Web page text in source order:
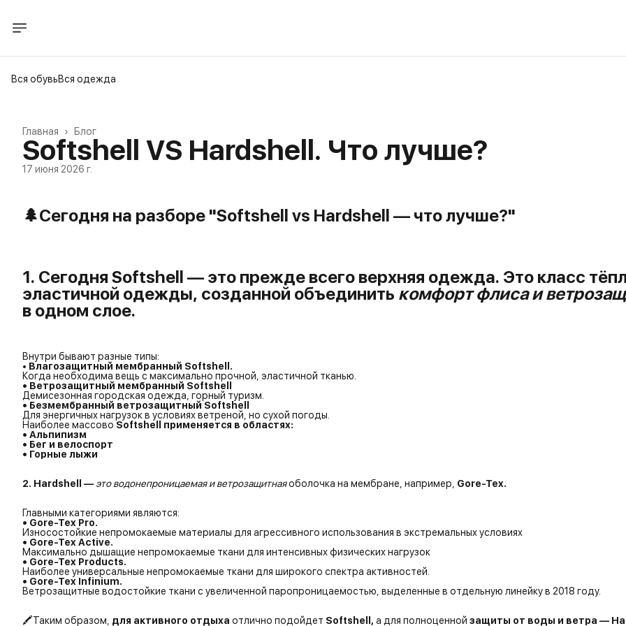
Вся обувьВся одежда
Блог
Главная ›
Softshell VS Hardshell. Что лучше?
17 июня 2026 г.
🌲Сегодня на разборе "Softshell vs Hardshell — что лучше?"
1. Сегодня Softshell — это прежде всего верхняя одежда. Это класс
эластичной одежды, созданной объединить комфорт флиса и
в одном слое.
Внутри бывают разные типы:
• Влагозащитный мембранный Softshell.
Когда необходима вещь с максимально прочной, эластичной тканью.
• Ветрозащитный мембранный Softshell
Демисезонная городская одежда, горный туризм.
• Безмембранный ветрозащитный Softshell
Для энергичных нагрузок в условиях ветреной, но сухой погоды.
Наиболее массово Softshell применяется в областях:
• Альпипизм
• Бег и велоспорт
• Горные лыжи
2. Hardshell — это водонепроницаемая и ветрозащитнаяоболочка на мембране, например, Gore-Tex.
Главными категориями являются:
• Gore-Tex Pro.
Износостойкие непромокаемые материалы для агрессивного использования в экстремальных условиях
• Gore-Tex Active.
Максимально дышащие непромокаемые ткани для интенсивных физических нагрузок
• Gore-Tex Products.
Наиболее универсальные непромокаемые ткани для широкого спектра активностей.
• Gore-Tex Infinium.
Ветрозащитные водостойкие ткани с увеличенной паропроницаемостью, выделенные в отдельную линейку в 2018 году.
🖍️Таким образом, для активного отдыха отлично подойдет Softshell, а для полноценной защиты от воды и ветра —